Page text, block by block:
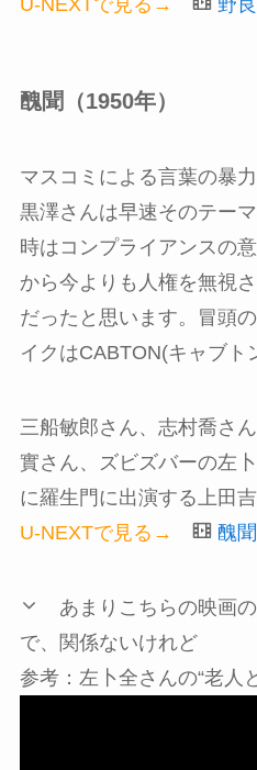
醜聞（1950年）
マスコミによる言葉の暴
黒澤さんは早速そのテー
時はコンプライアンスの
から今よりも人権を無視
だったと思います。冒頭
イクはCABTON(キャブト
三船敏郎さん、志村喬さ
實さん、ズビズバーの左
に羅生門に出演する上田
U-NEXTで見る→
醜
あまりこちらの映画
で、関係ないけれど
参考：左卜全さんの“老人